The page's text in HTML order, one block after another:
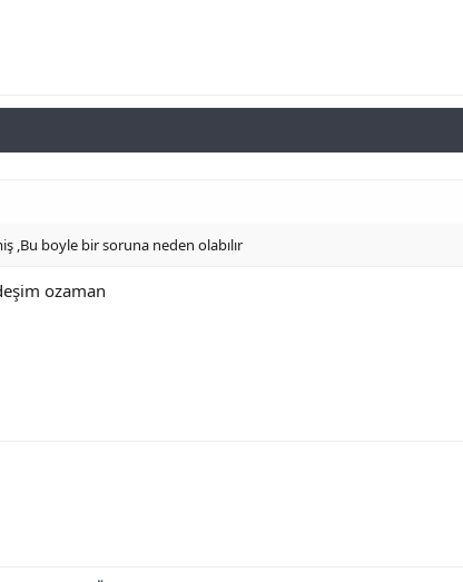
,Bu boyle bir soruna neden olabılır
ozaman